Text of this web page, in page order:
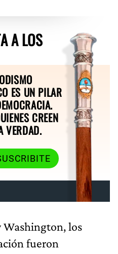
A LOS
ES UN PILAR
CREEN
VERDAD.
Washington, los
fueron